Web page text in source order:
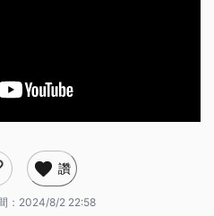
讚
： 2024/8/2 22:58